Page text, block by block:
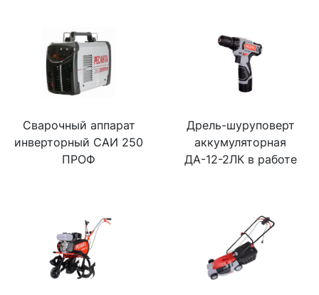
Сварочный аппарат
инверторный САИ 250
ПРОФ
Дрель-шуруповерт
аккумуляторная
ДА-12-2ЛК в работе